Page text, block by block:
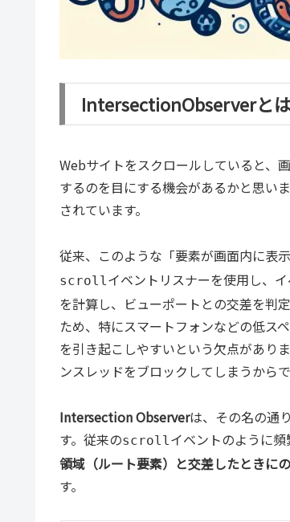
IntersectionObserverと
Webサイトをスクロールしていると、
するのを目にする機会があるかと思い
されています。
従来、このような「要素が画面内に表
scrollイベントリスナーを使用し、
を計算し、ビューポートとの交差を判
ため、特にスマートフォンなどの低ス
を引き起こしやすいという欠点があり
ンスレッドをブロックしてしまうからで
Intersection Observerは、その名の通
す。従来のscrollイベントのように
領域（ルート要素）と交差したときに
す。